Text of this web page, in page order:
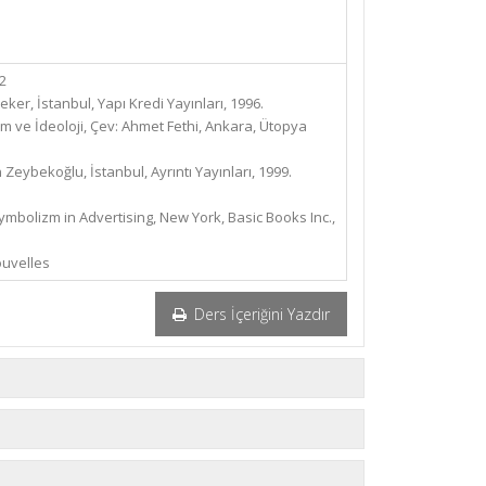
İstanbul, Yapı Kredi Yayınları, 1996.
ve İdeoloji, Çev: Ahmet Fethi, Ankara, Ütopya
İstanbul, Ayrıntı Yayınları, 1999.
in Advertising, New York, Basic Books Inc.,
Ders İçeriğini Yazdır